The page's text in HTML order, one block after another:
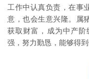
工作中认真负责，在事
意，也会生意兴隆。属
获取财富，成为中产
强，努力勤恳，能够得